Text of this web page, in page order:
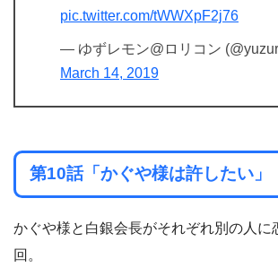
pic.twitter.com/tWWXpF2j76
— ゆずレモン@ロリコン
March 14, 2019
第10話「かぐや様は許したい」
かぐや様と白銀会長がそれぞれ別の人に
回。